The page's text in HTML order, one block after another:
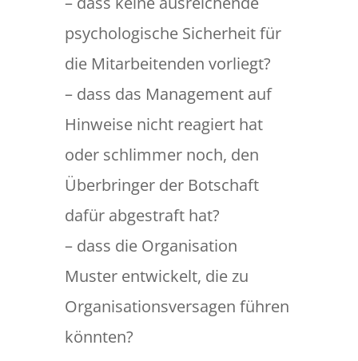
psychologische Sicherheit für
die Mitarbeitenden vorliegt?
– dass das Management auf
Hinweise nicht reagiert hat
oder schlimmer noch, den
Überbringer der Botschaft
dafür abgestraft hat?
– dass die Organisation
Muster entwickelt, die zu
Organisationsversagen führen
könnten?